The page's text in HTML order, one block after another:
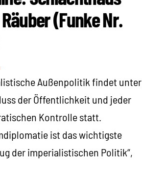
(Funke Nr.
Außenpolitik findet unter
der Öffentlichkeit und jeder
Kontrolle statt.
ist das wichtigste
der imperialistischen Politik“,